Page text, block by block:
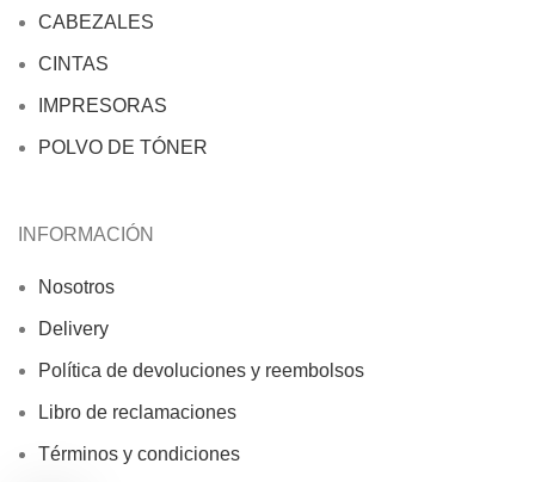
CABEZALES
CINTAS
IMPRESORAS
POLVO DE TÓNER
INFORMACIÓN
Nosotros
Delivery
Política de devoluciones y reembolsos
Libro de reclamaciones
Términos y condiciones